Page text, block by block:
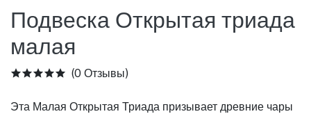
Подвеска Открытая триада
малая
(0 Отзывы)
Эта Малая Открытая Триада призывает древние чары